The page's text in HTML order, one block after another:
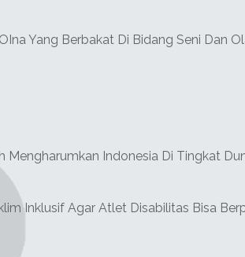
Yang Berbakat Di Bidang Seni Dan
Indonesia Di Tingkat
Inklusif Agar Atlet Disabilitas Bisa